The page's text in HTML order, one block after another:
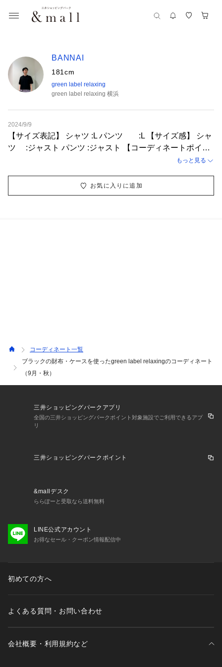
BANNAI
181cm
green label relaxing
green label relaxing 横浜
2024/9/9
【サイズ表記】 シャツ :L パンツ :L 【サイズ感】 シャ
ツ :ジャスト パンツ :ジャスト 【コーディネートポイン
ト】 シンプルなコーディネートを組みました。 シャツを
もっと見る
お気に入りに追加
コーディネート一覧
ブラックの財布・ケースを使ったgreen label relaxingのコーディネート
（9月・秋）
三井ショッピングパークアプリ
全国の三井ショッピングパークポイント対象施設でご利用できるアプ
リ
三井ショッピングパークポイント
&mallデスク
ららぽーと受取なら送料無料
LINE公式アカウント
お得なセール・クーポン情報配信中
初めての方へ
よくある質問・お問い合わせ
会社概要・利用規約など